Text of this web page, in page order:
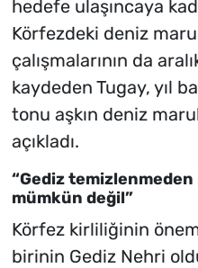
hedefe ulaşıncaya
Körfezdeki deniz
çalışmalarının da
kaydeden Tugay, yıl
tonu aşkın deniz
açıkladı.
“Gediz
mümkün değil”
Körfez kirliliğinin
birinin Gediz Nehri